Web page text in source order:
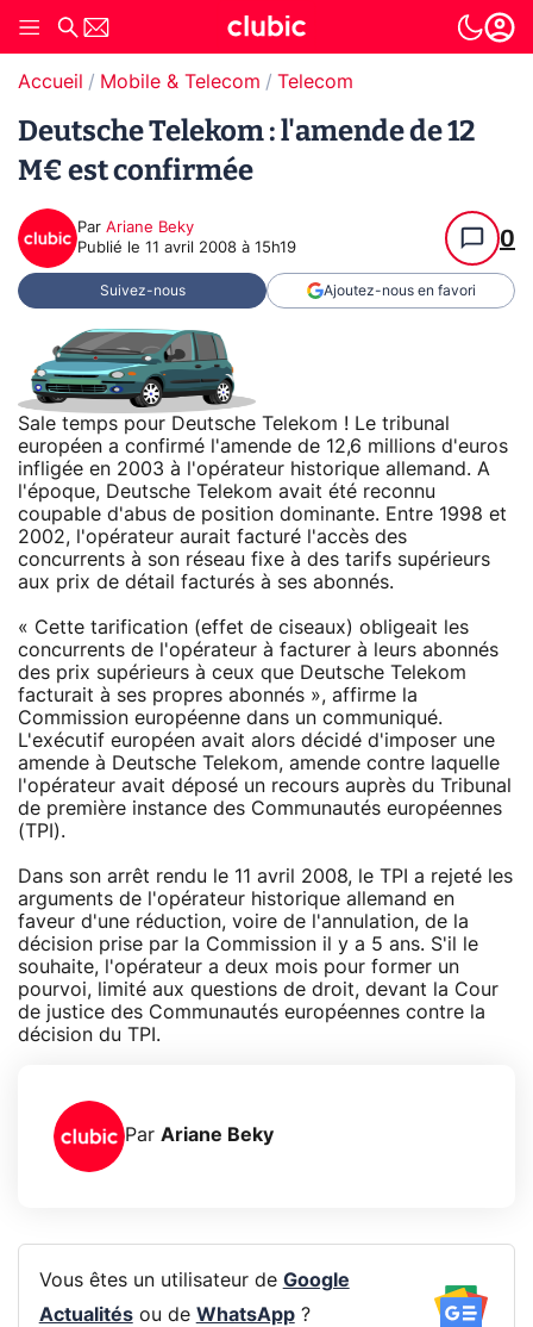
Accueil Mobile & Telecom Telecom
Deutsche Telekom : l'amende de 12
M€ est confirmée
Par Ariane Beky
Publié le 11 avril 2008 à 15h19 0
Suivez-nous Ajoutez-nous en favori
Sale temps pour Deutsche Telekom ! Le tribunal
européen a confirmé l'amende de 12,6 millions d'euros
infligée en 2003 à l'opérateur historique allemand. A
l'époque, Deutsche Telekom avait été reconnu
coupable d'abus de position dominante. Entre 1998 et
2002, l'opérateur aurait facturé l'accès des
concurrents à son réseau fixe à des tarifs supérieurs
aux prix de détail facturés à ses abonnés.
« Cette tarification (effet de ciseaux) obligeait les
concurrents de l'opérateur à facturer à leurs abonnés
des prix supérieurs à ceux que Deutsche Telekom
facturait à ses propres abonnés », affirme la
Commission européenne dans un communiqué.
L'exécutif européen avait alors décidé d'imposer une
amende à Deutsche Telekom, amende contre laquelle
l'opérateur avait déposé un recours auprès du Tribunal
de première instance des Communautés européennes
(TPI).
Dans son arrêt rendu le 11 avril 2008, le TPI a rejeté les
arguments de l'opérateur historique allemand en
faveur d'une réduction, voire de l'annulation, de la
décision prise par la Commission il y a 5 ans. S'il le
souhaite, l'opérateur a deux mois pour former un
pourvoi, limité aux questions de droit, devant la Cour
de justice des Communautés européennes contre la
décision du TPI.
Par Ariane Beky
Vous êtes un utilisateur de Google
Actualitésou de WhatsApp?